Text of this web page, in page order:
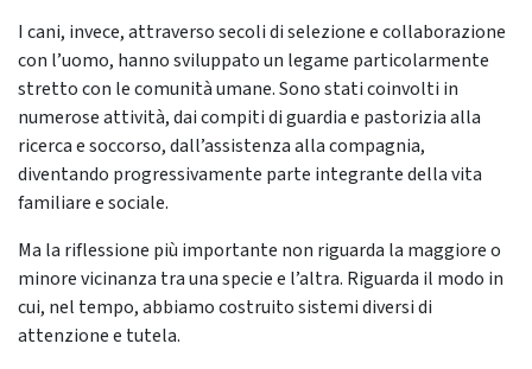
I cani, invece, attraverso secoli di selezione e collaborazione
con l’uomo, hanno sviluppato un legame particolarmente
stretto con le comunità umane. Sono stati coinvolti in
numerose attività, dai compiti di guardia e pastorizia alla
ricerca e soccorso, dall’assistenza alla compagnia,
diventando progressivamente parte integrante della vita
familiare e sociale.
Ma la riflessione più importante non riguarda la maggiore o
minore vicinanza tra una specie e l’altra. Riguarda il modo in
cui, nel tempo, abbiamo costruito sistemi diversi di
attenzione e tutela.